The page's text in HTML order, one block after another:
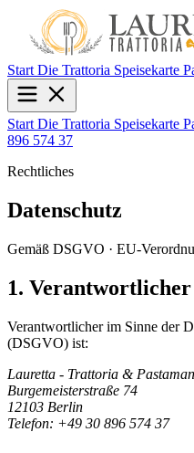
Start Die Trattoria Speisekarte
Start Die Trattoria Speisekarte
896 574 37
Rechtliches
Datenschutz
Gemäß DSGVO · EU-
1. Verantwortlicher
Verantwortlicher im Sinne der
(DSGVO) ist:
Lauretta - Trattoria &
Burgemeisterstraße 74
12103 Berlin
Telefon: +49 30 896 574 37